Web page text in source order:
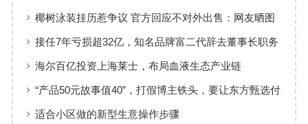
椰树泳装挂历惹争议 官方回应不对外出售：网友晒图
这不很正常
接任7年亏损超32亿，知名品牌富二代辞去董事长职务
海尔百亿投资上海莱士，布局血液生态产业链
“产品50元故事值40”，打假博主铁头，要让东方甄选付
出惨痛代价
适合小区做的新型生意操作步骤